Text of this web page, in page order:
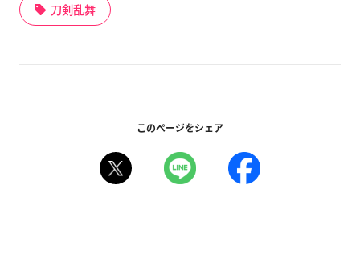
刀剣乱舞
このページをシェア